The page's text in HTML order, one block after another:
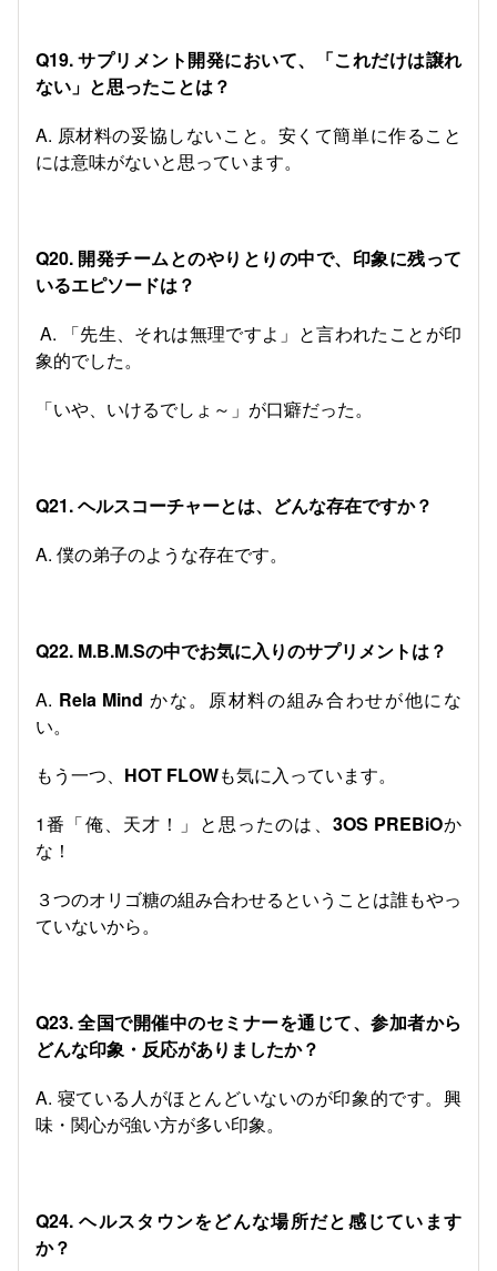
Q19. サプリメント開発において、「これだけは譲れ
ない」と思ったことは？
A. 原材料の妥協しないこと。安くて簡単に作ること
には意味がないと思っています。
Q20. 開発チームとのやりとりの中で、印象に残って
いるエピソードは？
A. 「先生、それは無理ですよ」と言われたことが印
象的でした。
「いや、いけるでしょ～」が口癖だった。
Q21. ヘルスコーチャーとは、どんな存在ですか？
A. 僕の弟子のような存在です。
Q22. M.B.M.Sの中でお気に入りのサプリメントは？
A. Rela Mind かな。原材料の組み合わせが他にな
い。
もう一つ、 HOT FLOWも気に入っています。
1番「俺、天才！」と思ったのは、 3OS PREBiOか
な！
３つのオリゴ糖の組み合わせるということは誰もやっ
ていないから。
Q23. 全国で開催中のセミナーを通じて、参加者から
どんな印象・反応がありましたか？
A. 寝ている人がほとんどいないのが印象的です。興
味・関心が強い方が多い印象。
Q24. ヘルスタウンをどんな場所だと感じています
か？